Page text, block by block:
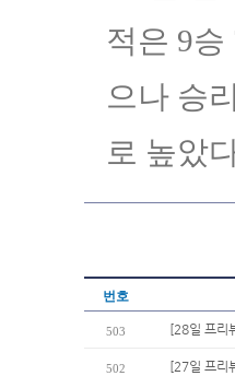
적은 9
으나 승
로 높았
번호
503 [28일 프리
502 [27일 프리